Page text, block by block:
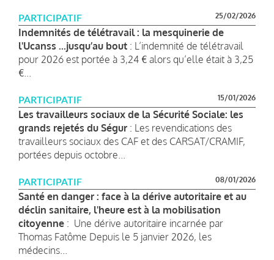
PARTICIPATIF 25/02/2026
Indemnités de télétravail : la mesquinerie de
l'Ucanss ...jusqu’au bout : L’indemnité de télétravail
pour 2026 est portée à 3,24 € alors qu’elle était à 3,25
€...
PARTICIPATIF 15/01/2026
Les travailleurs sociaux de la Sécurité Sociale: les
grands rejetés du Ségur : Les revendications des
travailleurs sociaux des CAF et des CARSAT/CRAMIF,
portées depuis octobre...
PARTICIPATIF 08/01/2026
Santé en danger : face à la dérive autoritaire et au
déclin sanitaire, l'heure est à la mobilisation
citoyenne : Une dérive autoritaire incarnée par
Thomas Fatôme Depuis le 5 janvier 2026, les
médecins...